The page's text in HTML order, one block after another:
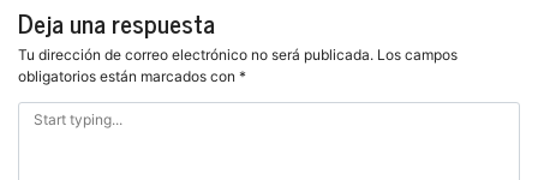
entradas
Deja una respuesta
Tu dirección de correo electrónico no será publicada. Los campos
obligatorios están marcados con *